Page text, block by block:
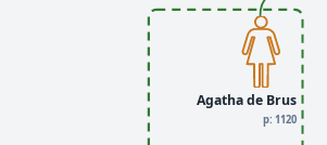
Agatha de Brus
р: 1120